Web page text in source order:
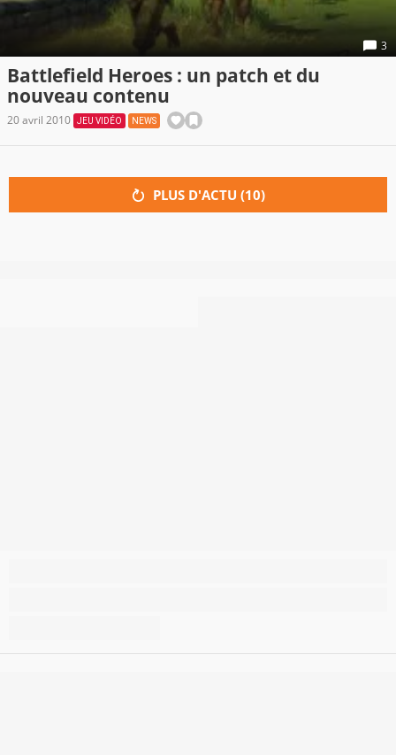
3
Battlefield Heroes : un patch et du
nouveau contenu
20 avril 2010 JEU VIDÉO NEWS
PLUS D'ACTU (10)